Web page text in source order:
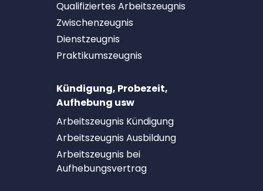
Qualifiziertes Arbeitszeugnis
Zwischenzeugnis
Dienstzeugnis
Praktikumszeugnis
Kündigung, Probezeit,
Aufhebung usw
Arbeitszeugnis Kündigung
Arbeitszeugnis Ausbildung
Arbeitszeugnis bei
Aufhebungsvertrag